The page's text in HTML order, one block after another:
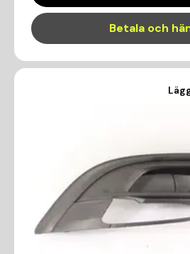
Betala och